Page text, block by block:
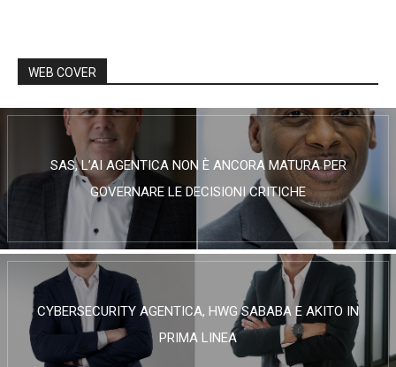
WEB COVER
SAS, L’AI AGENTICA NON È ANCORA MATURA PER
GOVERNARE LE DECISIONI CRITICHE
CYBERSECURITY AGENTICA, HWG SABABA E AKITO IN
PRIMA LINEA